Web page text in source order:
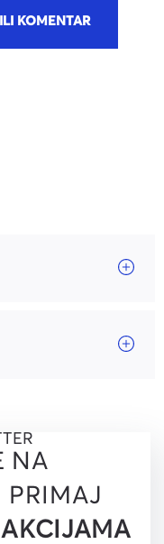
KOMENTAR
NA
I PRIMAJ
AKCIJAMA